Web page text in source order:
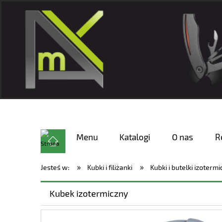
Menu Katalogi O nas
Jesteś w: » Kubki i filiżanki » Kubki i butelki
Kubek izotermiczny